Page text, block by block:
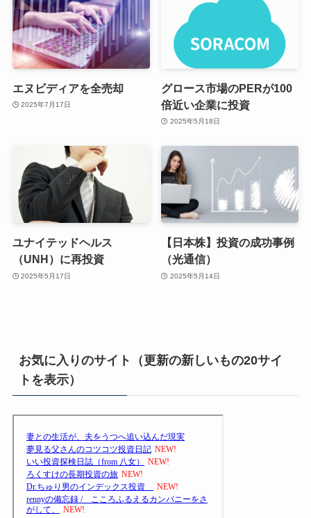
エヌビディアを全売却
2025年7月17日
グロース市場のPERが100
倍近い企業に投資
2025年5月18日
ユナイテッドヘルス
（UNH）に再投資
2025年5月17日
【日本株】投資の成功事例
（光通信）
2025年5月14日
お気に入りのサイト（更新の新しいもの20サイ
トを表示）